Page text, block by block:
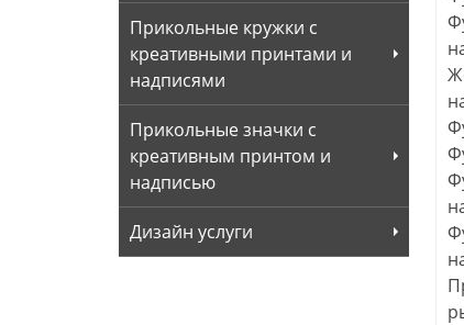
Прикольные кружки с
креативными принтами и
надписями
Прикольные значки с
креативным принтом и
надписью
Дизайн услуги